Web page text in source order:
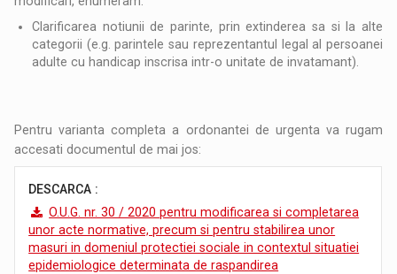
Clarificarea notiunii de parinte, prin extinderea sa si la alte
categorii (e.g. parintele sau reprezentantul legal al persoanei
adulte cu handicap inscrisa intr-o unitate de invatamant).
Pentru varianta completa a ordonantei de urgenta va rugam
accesati documentul de mai jos:
DESCARCA :
O.U.G. nr. 30 / 2020 pentru modificarea si completarea
unor acte normative, precum si pentru stabilirea unor
masuri in domeniul protectiei sociale in contextul situatiei
epidemiologice determinata de raspandirea